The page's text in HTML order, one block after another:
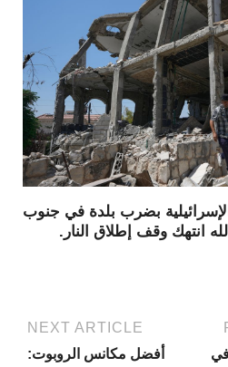
بضرب بلدة في جنوب
انتهك وقف إطلاق النار.
NEXT ARTICLE
أفضل مكانس الروبوت: